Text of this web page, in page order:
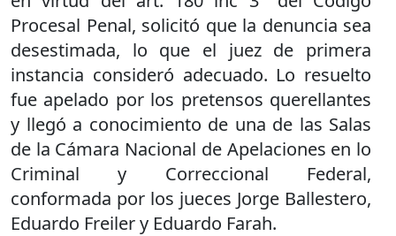
Procesal Penal, solicitó que la denuncia sea
desestimada, lo que el juez de primera
instancia consideró adecuado. Lo resuelto
fue apelado por los pretensos querellantes
y llegó a conocimiento de una de las Salas
de la Cámara Nacional de Apelaciones en lo
Criminal y Correccional Federal,
conformada por los jueces Jorge Ballestero,
Eduardo Freiler y Eduardo Farah.